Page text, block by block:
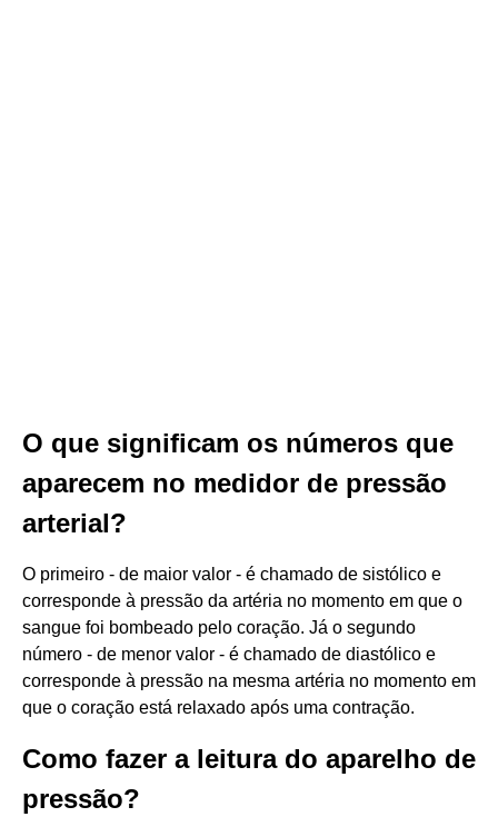
O que significam os números que
aparecem no medidor de pressão
arterial?
O primeiro - de maior valor - é chamado de sistólico e
corresponde à pressão da artéria no momento em que o
sangue foi bombeado pelo coração. Já o segundo
número - de menor valor - é chamado de diastólico e
corresponde à pressão na mesma artéria no momento em
que o coração está relaxado após uma contração.
Como fazer a leitura do aparelho de
pressão?